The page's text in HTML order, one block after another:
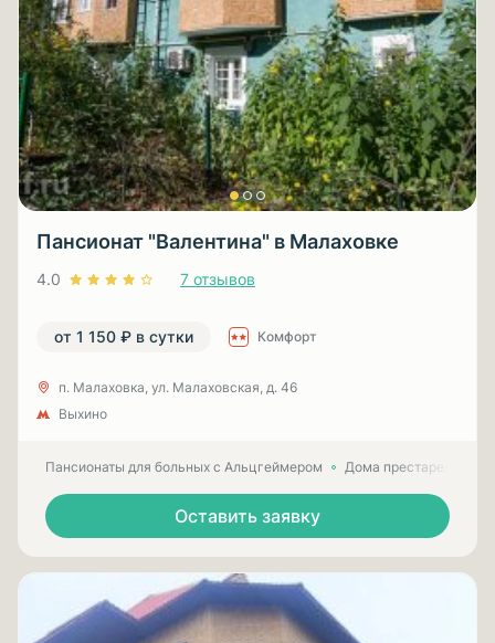
Пансионат "Валентина" в Малаховке
4.0 7 отзывов
от 1 150 ₽ в сутки Комфорт
п. Малаховка, ул. Малаховская, д. 46
Выхино
Пансионаты для больных с Альцгеймером Дома престарелых
Оставить заявку